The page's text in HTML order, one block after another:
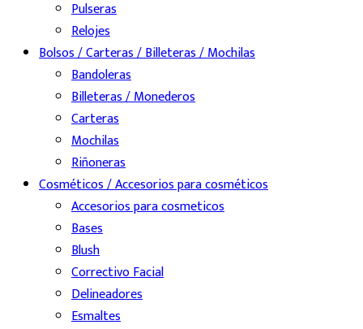
Pulseras
Relojes
Bolsos / Carteras / Billeteras / Mochilas
Bandoleras
Billeteras / Monederos
Carteras
Mochilas
Riñoneras
Cosméticos / Accesorios para cosméticos
Accesorios para cosmeticos
Bases
Blush
Correctivo Facial
Delineadores
Esmaltes